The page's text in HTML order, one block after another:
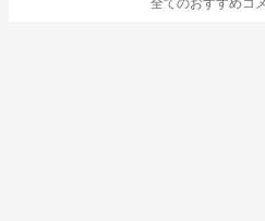
全てのおすすめコ